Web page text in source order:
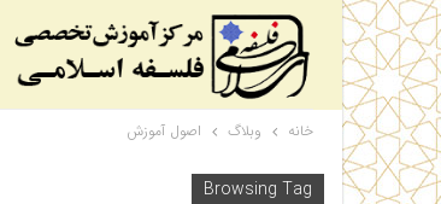
خانه وبلاگ اصول آموزش
Browsing Tag